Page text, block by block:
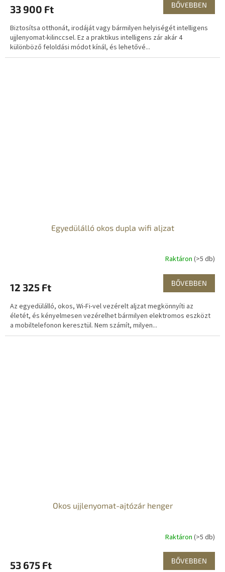
33 900 Ft BŐVEBBEN
Biztosítsa otthonát, irodáját vagy bármilyen helyiségét intelligens
ujjlenyomat-kilinccsel. Ez a praktikus intelligens zár akár 4
különböző feloldási módot kínál, és lehetővé...
Egyedülálló okos dupla wifi aljzat
Raktáron (>5 db)
12 325 Ft BŐVEBBEN
Az egyedülálló, okos, Wi-Fi-vel vezérelt aljzat megkönnyíti az
életét, és kényelmesen vezérelhet bármilyen elektromos eszközt
a mobiltelefonon keresztül. Nem számít, milyen...
Okos ujjlenyomat-ajtózár henger
Raktáron (>5 db)
53 675 Ft BŐVEBBEN